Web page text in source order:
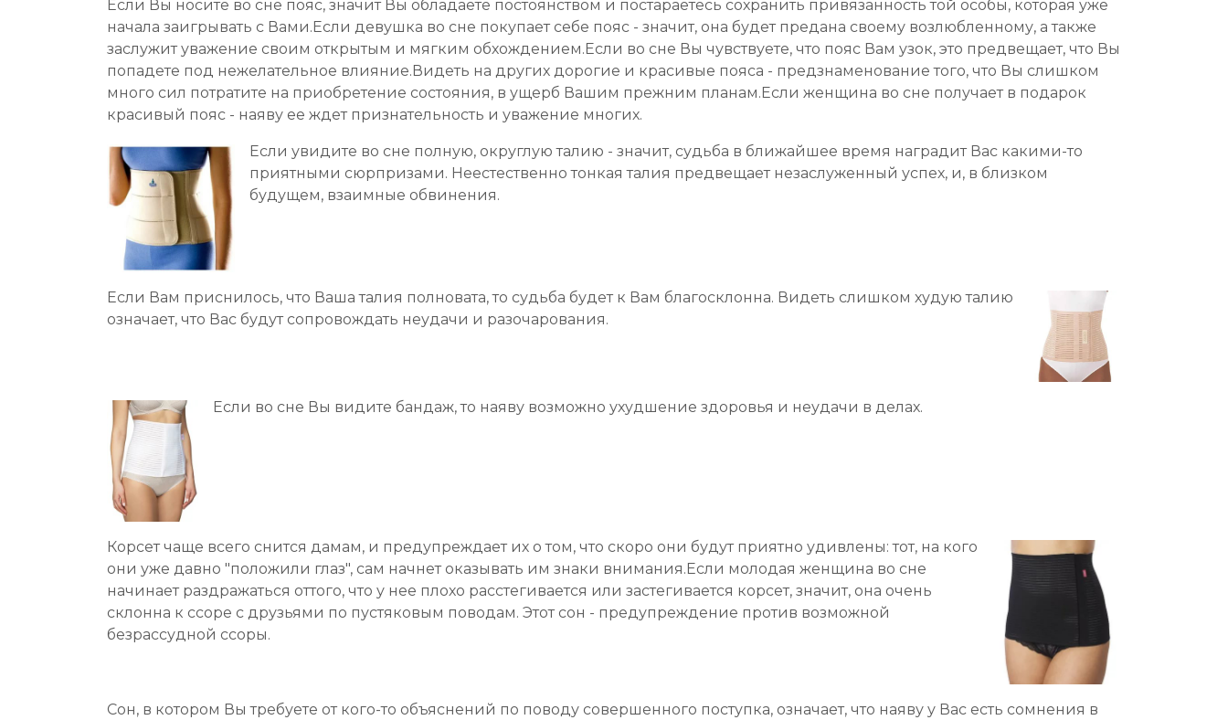
Если Вы носите во сне пояс, значит Вы обладаете постоянством и постараетесь сохранить привязанность той особы, которая уже
начала заигрывать с Вами.Если девушка во сне покупает себе пояс - значит, она будет предана своему возлюбленному, а также
заслужит уважение своим открытым и мягким обхождением.Если во сне Вы чувствуете, что пояс Вам узок, это предвещает, что Вы
попадете под нежелательное влияние.Видеть на других дорогие и красивые пояса - предзнаменование того, что Вы слишком
много сил потратите на приобретение состояния, в ущерб Вашим прежним планам.Если женщина во сне получает в подарок
красивый пояс - наяву ее ждет признательность и уважение многих.
Если увидите во сне полную, округлую талию - значит, судьба в ближайшее время наградит Вас какими-то
приятными сюрпризами. Неестественно тонкая талия предвещает незаслуженный успех, и, в близком
будущем, взаимные обвинения.
Если Вам приснилось, что Ваша талия полновата, то судьба будет к Вам благосклонна. Видеть слишком худую талию
означает, что Вас будут сопровождать неудачи и разочарования.
Если во сне Вы видите бандаж, то наяву возможно ухудшение здоровья и неудачи в делах.
Корсет чаще всего снится дамам, и предупреждает их о том, что скоро они будут приятно удивлены: тот, на кого
они уже давно "положили глаз", сам начнет оказывать им знаки внимания.Если молодая женщина во сне
начинает раздражаться оттого, что у нее плохо расстегивается или застегивается корсет, значит, она очень
склонна к ссоре с друзьями по пустяковым поводам. Этот сон - предупреждение против возможной
безрассудной ссоры.
Сон, в котором Вы требуете от кого-то объяснений по поводу совершенного поступка, означает, что наяву у Вас есть сомнения в